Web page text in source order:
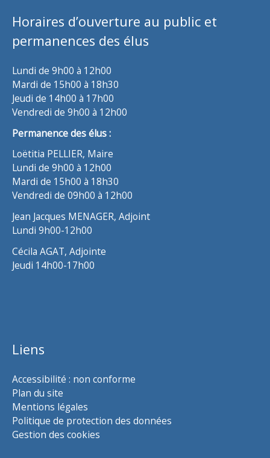
Horaires d’ouverture au public et
permanences des élus
Lundi de 9h00 à 12h00
Mardi de 15h00 à 18h30
Jeudi de 14h00 à 17h00
Vendredi de 9h00 à 12h00
Permanence des élus :
Loëtitia PELLIER, Maire
Lundi de 9h00 à 12h00
Mardi de 15h00 à 18h30
Vendredi de 09h00 à 12h00
Jean Jacques MENAGER, Adjoint
Lundi 9h00-12h00
Cécila AGAT, Adjointe
Jeudi 14h00-17h00
Liens
Accessibilité : non conforme
Plan du site
Mentions légales
Politique de protection des données
Gestion des cookies